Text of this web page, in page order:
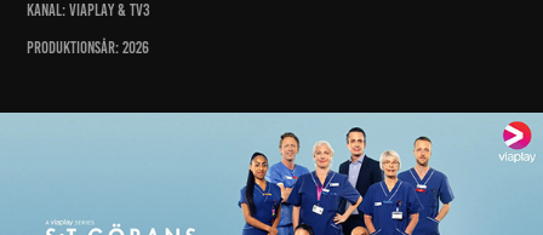
KANAL: VIAPLAY & TV3
PRODUKTIONSÅR: 2026